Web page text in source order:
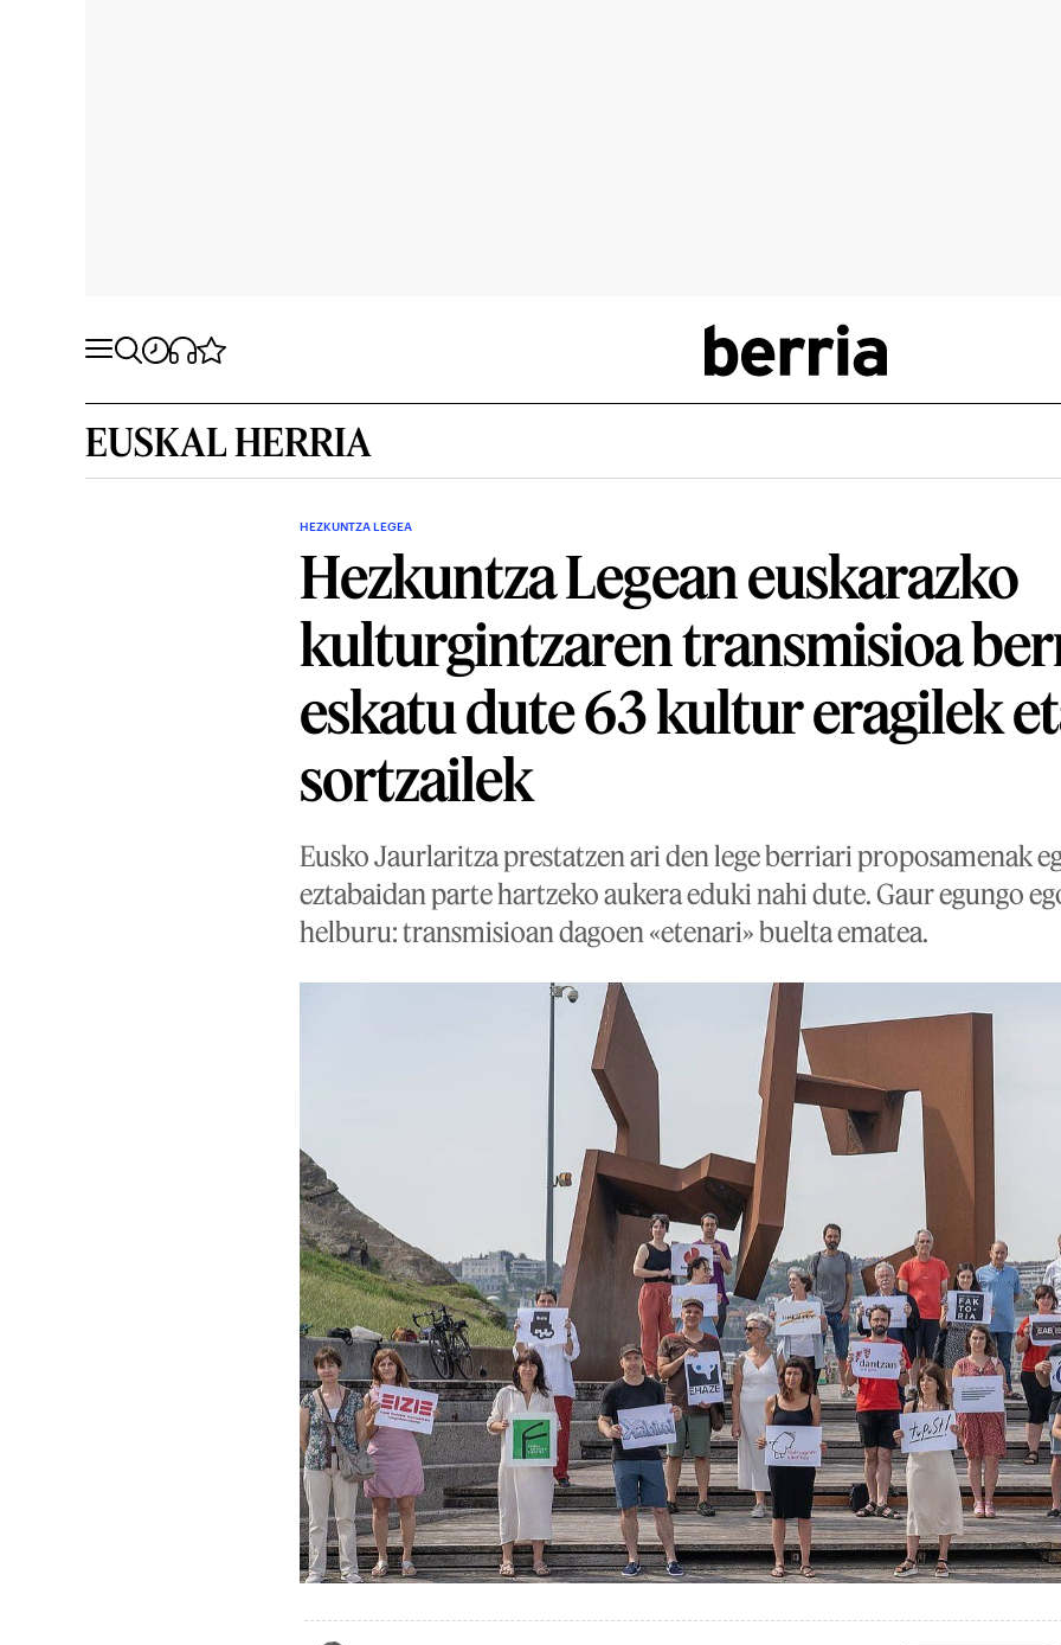
EUSKAL HERRIA
HEZKUNTZA LEGEA
Hezkuntza Legean euskarazko
kulturgintzaren transmisioa
eskatu dute 63 kultur eragilek
sortzailek
Eusko Jaurlaritza prestatzen ari den lege berriari proposamenak
eztabaidan parte hartzeko aukera eduki nahi dute. Gaur egungo
helburu: transmisioan dagoen «etenari» buelta ematea.